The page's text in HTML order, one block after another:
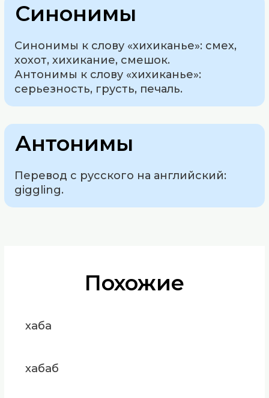
Синонимы
Синонимы к слову «хихиканье»: смех,
хохот, хихикание, смешок.
Антонимы к слову «хихиканье»:
серьезность, грусть, печаль.
Антонимы
Перевод с русского на английский:
giggling.
Похожие
хаба
хабаб